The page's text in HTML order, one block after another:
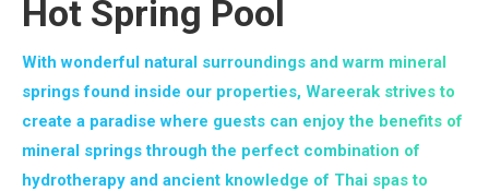
Hot Spring Pool
With wonderful natural surroundings and warm mineral
springs found inside our properties, Wareerak strives to
create a paradise where guests can enjoy the benefits of
mineral springs through the perfect combination of
hydrotherapy and ancient knowledge of Thai spas to